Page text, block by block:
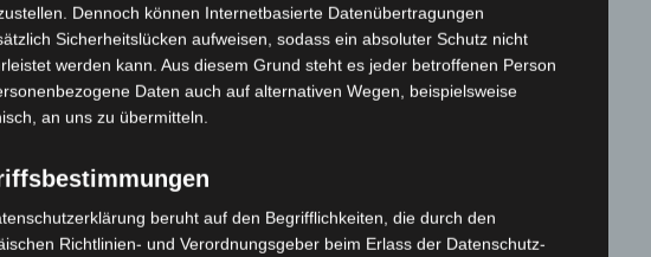
Versand Kostenloser Versand
Dennoch können Internetbasierte Datenübertragungen
Sicherheitslücken aufweisen, sodass ein absoluter Schutz nicht
werden kann. Aus diesem Grund steht es jeder betroffenen Person
Daten auch auf alternativen Wegen, beispielsweise
an uns zu übermitteln.
beruht auf den Begrifflichkeiten, die durch den
Richtlinien- und Verordnungsgeber beim Erlass der Datenschutz-